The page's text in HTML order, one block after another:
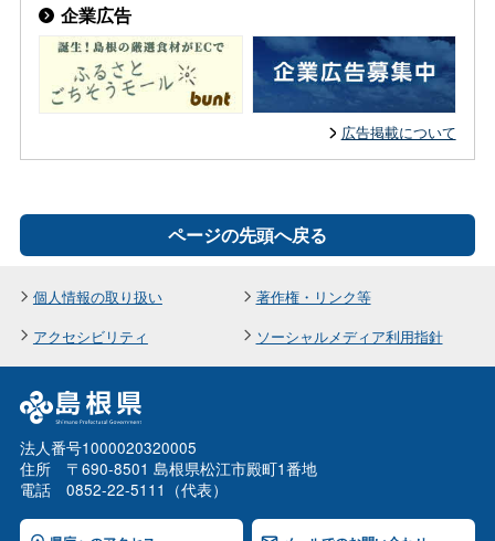
企業広告
広告掲載について
ページの先頭へ戻る
個人情報の取り扱い
著作権・リンク等
アクセシビリティ
ソーシャルメディア利用指針
法人番号1000020320005
住所 〒690-8501 島根県松江市殿町1番地
電話 0852-22-5111（代表）